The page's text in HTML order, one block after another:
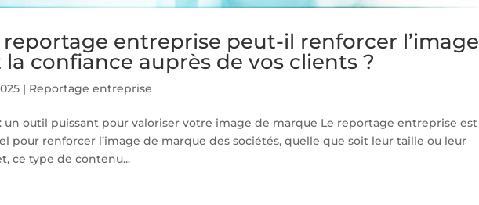
entreprise peut-il renforcer l’image
confiance auprès de vos clients ?
| Reportage entreprise
un outil puissant pour valoriser votre image de marque Le reportage entreprise est
pour renforcer l’image de marque des sociétés, quelle que soit leur taille ou leur
ce type de contenu...